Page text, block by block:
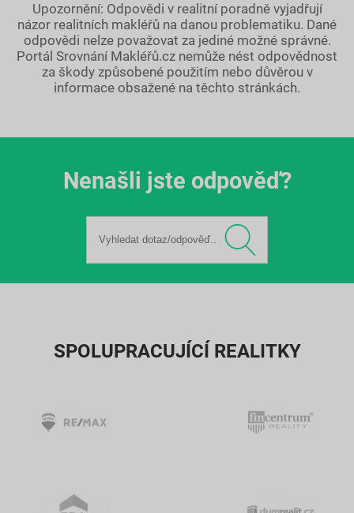
Upozornění: Odpovědi v realitní poradně vyjadřují
názor realitních makléřů na danou problematiku. Dané
odpovědi nelze považovat za jediné možné správné.
Portál Srovnání Makléřů.cz nemůže nést odpovědnost
za škody způsobené použitím nebo důvěrou v
informace obsažené na těchto stránkách.
Nenašli jste odpověď?
SPOLUPRACUJÍCÍ REALITKY